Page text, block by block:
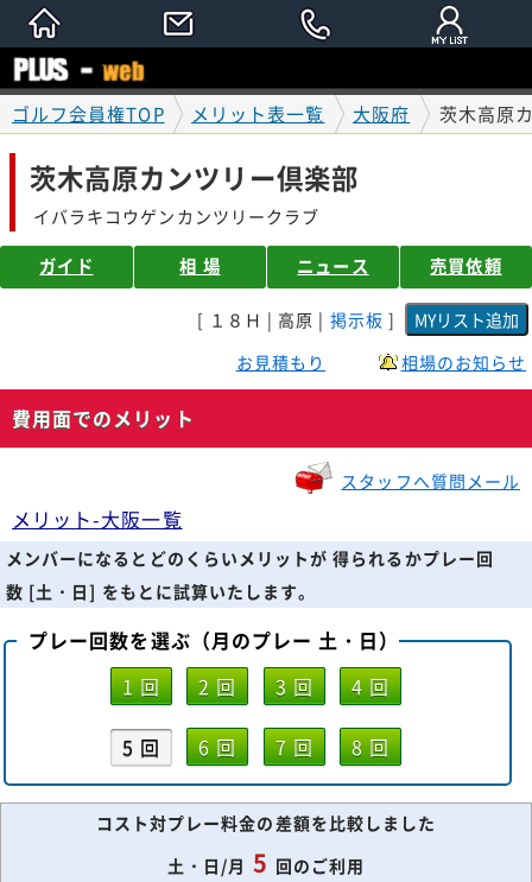
ゴルフ会員権TOP メリット表一覧 大阪府 茨木高原
茨木高原カンツリー倶楽部
イバラキコウゲンカンツリークラブ
ガイド 相 場 ニュース 売買依頼
[ １８Ｈ | 高原 | 掲示板 ]
お見積もり
相場のお知らせ
費用面でのメリット
スタッフへ質問メール
メリット-大阪一覧
メンバーになるとどのくらいメリットが 得られるかプレー回
数 [土・日] をもとに試算いたします。
プレー回数を選ぶ（月のプレー 土・日）
1 回
2 回 3 回 4 回
5 回 6 回 7 回 8 回
コスト対プレー料金の差額を比較しました
土・日/月 5 回のご利用